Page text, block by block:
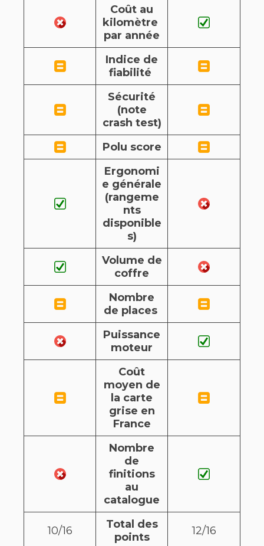
Coût au
kilomètre
par année
Indice de
fiabilité
Sécurité
(note
crash test)
Polu score
Ergonomi
e générale
(rangeme
nts
disponible
s)
Volume de
coffre
Nombre
de places
Puissance
moteur
Coût
moyen de
la carte
grise en
France
Nombre
de
finitions
au
catalogue
10/16
Total des
points
12/16